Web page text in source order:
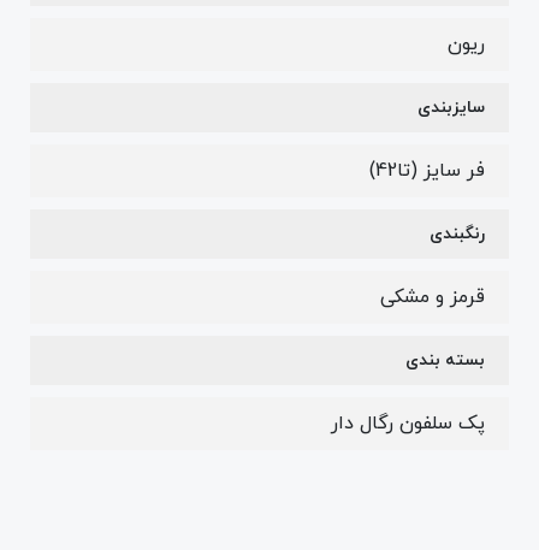
ریون
سایزبندی
فر سایز (تا42)
رنگبندی
قرمز و مشکی
بسته بندی
پک سلفون رگال دار